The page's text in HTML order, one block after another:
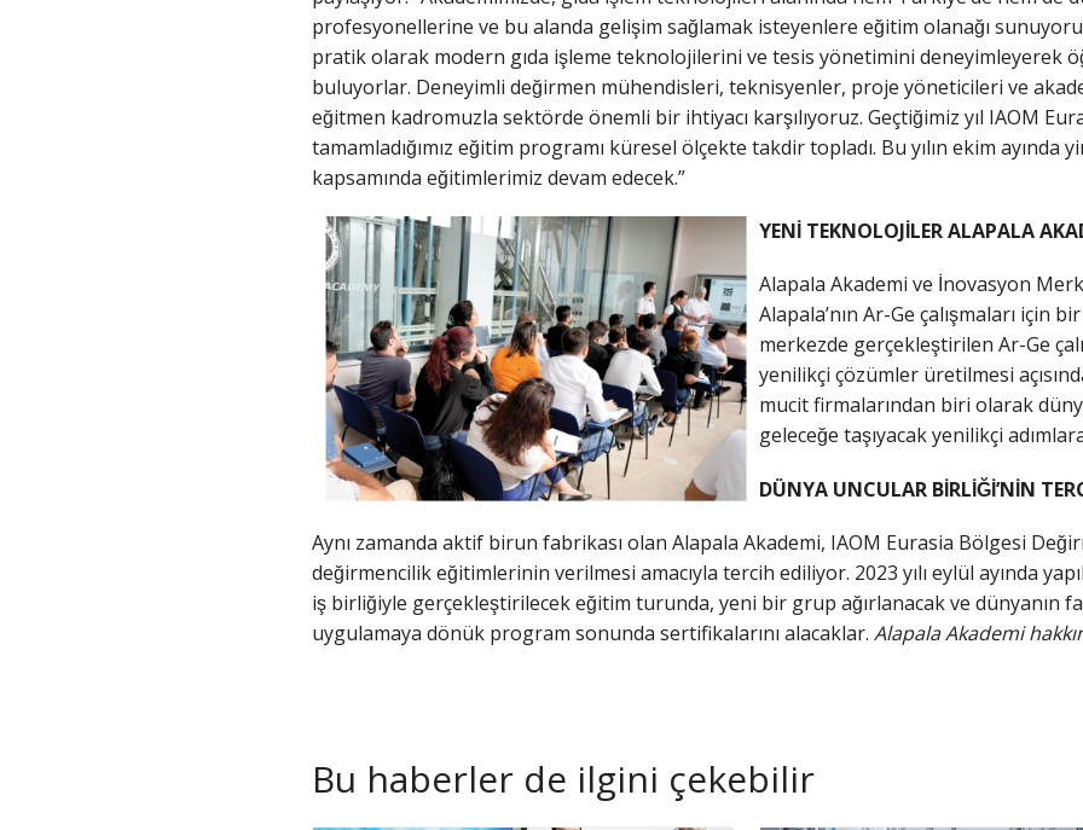
profesyonellerine ve bu alanda gelişim sağlamak isteyenlere eğitim olanağı
pratik olarak modern gıda işleme teknolojilerini ve tesis yönetimini deneyimleyerek
buluyorlar. Deneyimli değirmen mühendisleri, teknisyenler, proje yöneticileri ve
eğitmen kadromuzla sektörde önemli bir ihtiyacı karşılıyoruz. Geçtiğimiz yıl IAOM
tamamladığımız eğitim programı küresel ölçekte takdir topladı. Bu yılın ekim ayında
kapsamında eğitimlerimiz devam edecek.”
YENİ TEKNOLOJİLER ALAPALA
Alapala Akademi ve İnovasyon
Alapala’nın Ar-Ge çalışmaları için
merkezde gerçekleştirilen Ar-Ge
yenilikçi çözümler üretilmesi
mucit firmalarından biri olarak
geleceğe taşıyacak yenilikçi
DÜNYA UNCULAR BİRLİĞİ’NİN
Aynı zamanda aktif birun fabrikası olan Alapala Akademi, IAOM Eurasia Bölgesi
değirmencilik eğitimlerinin verilmesi amacıyla tercih ediliyor. 2023 yılı eylül ayında
iş birliğiyle gerçekleştirilecek eğitim turunda, yeni bir grup ağırlanacak ve dünyanın
uygulamaya dönük program sonunda sertifikalarını alacaklar. Alapala Akademi
Bu haberler de ilgini çekebilir